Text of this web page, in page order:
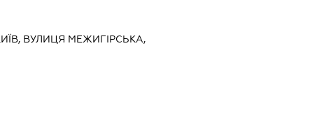
ВУЛИЦЯ МЕЖИГІРСЬКА,